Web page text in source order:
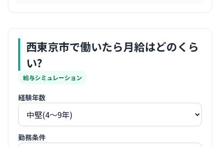
西東京市で働いたら月給はどのくら
い?
給与シミュレーション
経験年数
勤務条件